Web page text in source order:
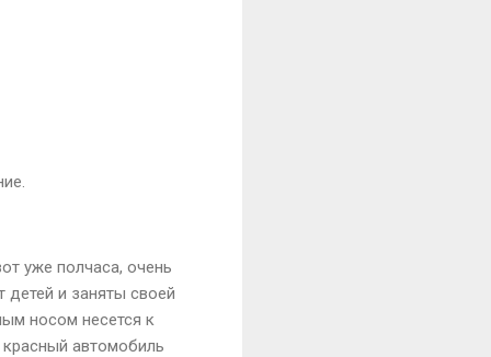
уже полчаса, очень
и заняты своей
носом несется к
автомобиль